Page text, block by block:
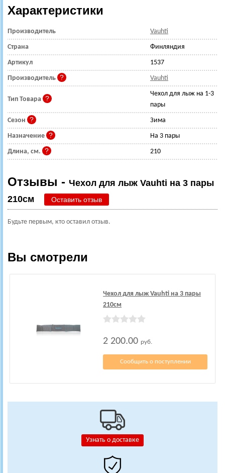
Узнать о доставке
Характеристики
Производитель Vauhti
Страна Финляндия
Артикул 1537
Производитель Vauhti
Тип Товара
Чехол для лыж на 1-3
пары
Сезон Зима
Назначение На 3 пары
Длина, см. 210
Отзывы - Чехол для лыж Vauhti на 3 пары
210см
Оставить отзыв
Будьте первым, кто оставил отзыв.
Вы смотрели
Чехол для лыж Vauhti на 3 пары
210см
2 200.00 руб.
Сообщить о поступлении